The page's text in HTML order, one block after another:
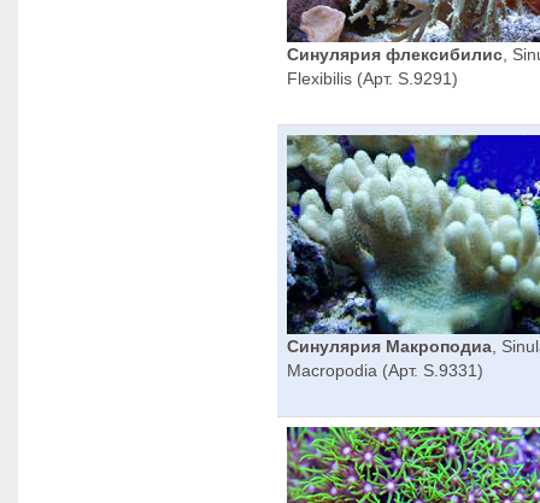
Синулярия флексибилис ,
Flexibilis (Арт. S.9291)
Синулярия Макроподиа ,
Macropodia (Арт. S.9331)